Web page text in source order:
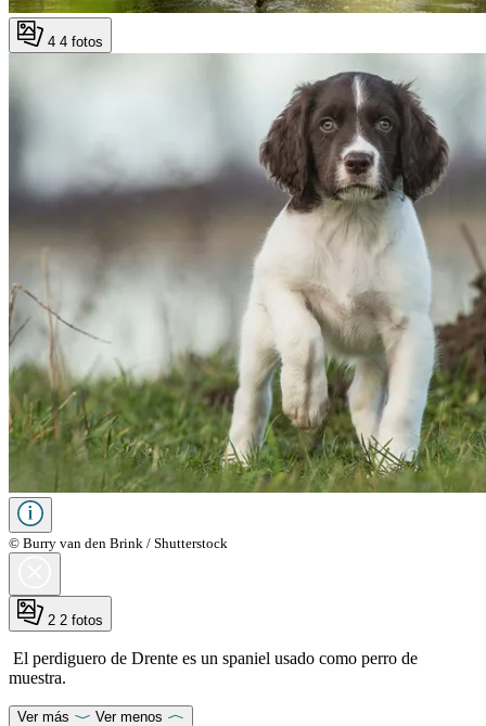
4 4 fotos
© Burry van den Brink / Shutterstock
2 2 fotos
El perdiguero de Drente es un spaniel usado como perro de
muestra.
Ver más Ver menos